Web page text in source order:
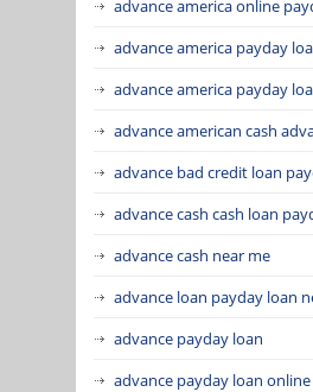
advance america online
advance america payday
advance america payday
advance american cash
advance bad credit loan
advance cash cash loan
advance cash near me
advance loan payday loan
advance payday loan
advance payday loan online